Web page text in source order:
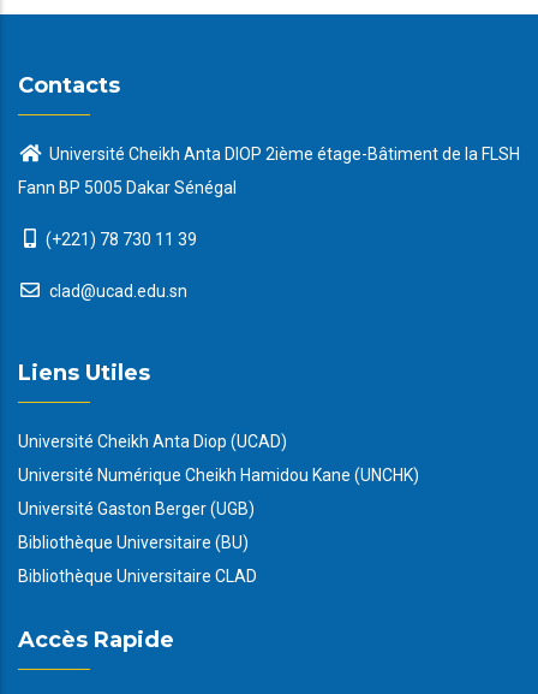
Contacts
Université Cheikh Anta DIOP 2ième étage-Bâtiment de la FLSH
Fann BP 5005 Dakar Sénégal
(+221) 78 730 11 39
clad@ucad.edu.sn
Liens Utiles
Université Cheikh Anta Diop (UCAD)
Université Numérique Cheikh Hamidou Kane (UNCHK)
Université Gaston Berger (UGB)
Bibliothèque Universitaire (BU)
Bibliothèque Universitaire CLAD
Accès Rapide